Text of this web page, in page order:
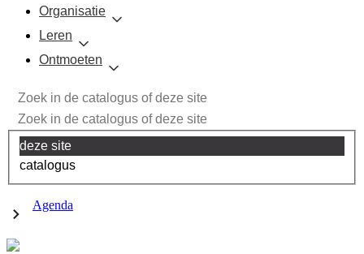
Organisatie
Leren
Ontmoeten
deze site
catalogus
Agenda